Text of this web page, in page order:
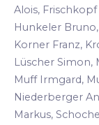
Alois,
Hunkeler
Korner Franz,
Lüscher
Muff Irmgard,
Niederberger
Markus,